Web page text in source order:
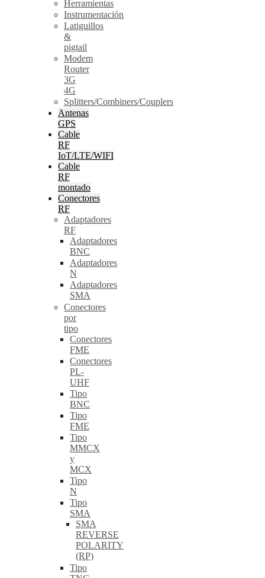
Herramientas
Instrumentación
Latiguillos
&
pigtail
Modem
Router
3G
4G
Splitters/Combiners/Couplers
Antenas
GPS
Cable
RF
IoT/LTE/WIFI
Cable
RF
montado
Conectores
RF
Adaptadores
RF
Adaptadores
BNC
Adaptadores
N
Adaptadores
SMA
Conectores
por
tipo
Conectores
FME
Conectores
PL-
UHF
Tipo
BNC
Tipo
FME
Tipo
MMCX
y
MCX
Tipo
N
Tipo
SMA
SMA
REVERSE
POLARITY
(RP)
Tipo